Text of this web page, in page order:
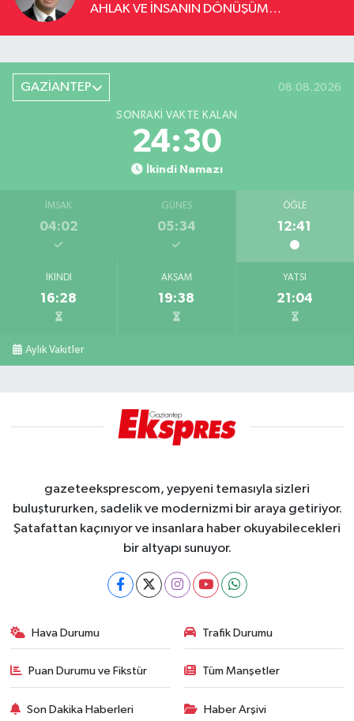
AHLAK VE İNSANIN DÖNÜŞÜM
GAZİANTEP 08.08.2026
SONRAKI VAKTE KALAN
24:29
İkindi Namazı
İMSAK
04:02
GÜNEŞ
05:34
ÖĞLE
12:41
İKINDI
16:28
AKŞAM
19:38
YATSI
21:04
Aylık Vakitler
gazeteeksprescom, yepyeni temasıyla sizleri
buluştururken, sadelik ve modernizmi bir araya getiriyor.
Şatafattan kaçınıyor ve insanlara haber okuyabilecekleri
bir altyapı sunuyor.
Hava Durumu Trafik Durumu
Puan Durumu ve Fikstür Tüm Manşetler
Son Dakika Haberleri Haber Arşivi